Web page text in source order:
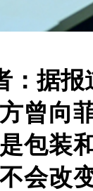
：据
曾向
包装
会改